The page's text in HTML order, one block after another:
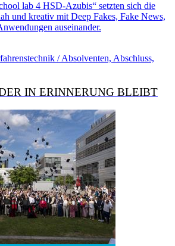
lab 4 HSD-Azubis“ setzten sich die
und kreativ mit Deep Fakes, Fake News,
auseinander.
/ Absolventen, Abschluss,
IN ERINNERUNG BLEIBT